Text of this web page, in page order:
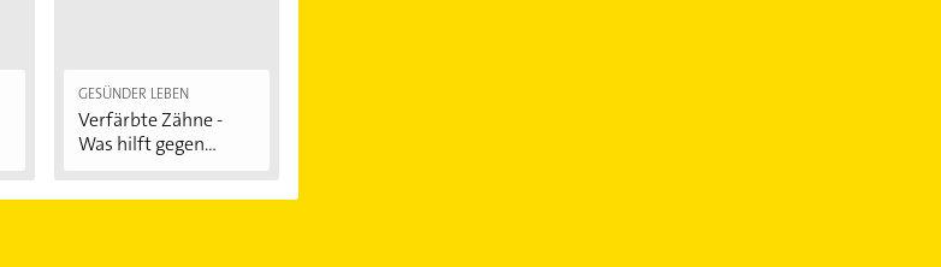
GESÜNDER LEBEN
Verfärbte Zähne -
Was hilft gegen...